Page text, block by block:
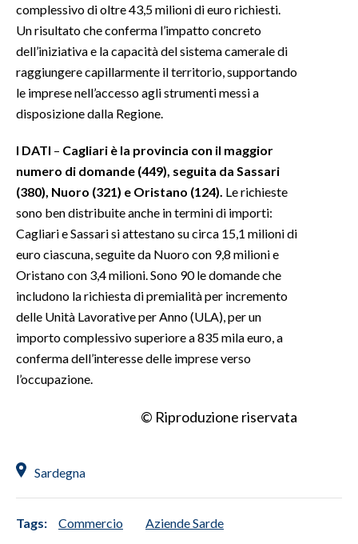
complessivo di oltre 43,5 milioni di euro richiesti.
Un risultato che conferma l’impatto concreto
dell’iniziativa e la capacità del sistema camerale di
raggiungere capillarmente il territorio, supportando
le imprese nell’accesso agli strumenti messi a
disposizione dalla Regione.
I DATI – Cagliari è la provincia con il maggior
numero di domande (449), seguita da Sassari
(380), Nuoro (321) e Oristano (124). Le richieste
sono ben distribuite anche in termini di importi:
Cagliari e Sassari si attestano su circa 15,1 milioni di
euro ciascuna, seguite da Nuoro con 9,8 milioni e
Oristano con 3,4 milioni. Sono 90 le domande che
includono la richiesta di premialità per incremento
delle Unità Lavorative per Anno (ULA), per un
importo complessivo superiore a 835 mila euro, a
conferma dell’interesse delle imprese verso
l’occupazione.
© Riproduzione riservata
Sardegna
Tags: Commercio Aziende Sarde